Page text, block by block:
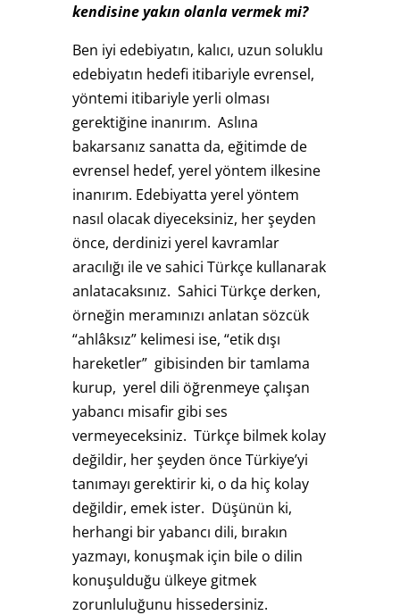
kendisine yakın olanla vermek mi?
Ben iyi edebiyatın, kalıcı, uzun soluklu
edebiyatın hedefi itibariyle evrensel,
yöntemi itibariyle yerli olması
gerektiğine inanırım. Aslına
bakarsanız sanatta da, eğitimde de
evrensel hedef, yerel yöntem ilkesine
inanırım. Edebiyatta yerel yöntem
nasıl olacak diyeceksiniz, her şeyden
önce, derdinizi yerel kavramlar
aracılığı ile ve sahici Türkçe kullanarak
anlatacaksınız. Sahici Türkçe derken,
örneğin meramınızı anlatan sözcük
“ahlâksız” kelimesi ise, “etik dışı
hareketler” gibisinden bir tamlama
kurup, yerel dili öğrenmeye çalışan
yabancı misafir gibi ses
vermeyeceksiniz. Türkçe bilmek kolay
değildir, her şeyden önce Türkiye’yi
tanımayı gerektirir ki, o da hiç kolay
değildir, emek ister. Düşünün ki,
herhangi bir yabancı dili, bırakın
yazmayı, konuşmak için bile o dilin
konuşulduğu ülkeye gitmek
zorunluluğunu hissedersiniz.